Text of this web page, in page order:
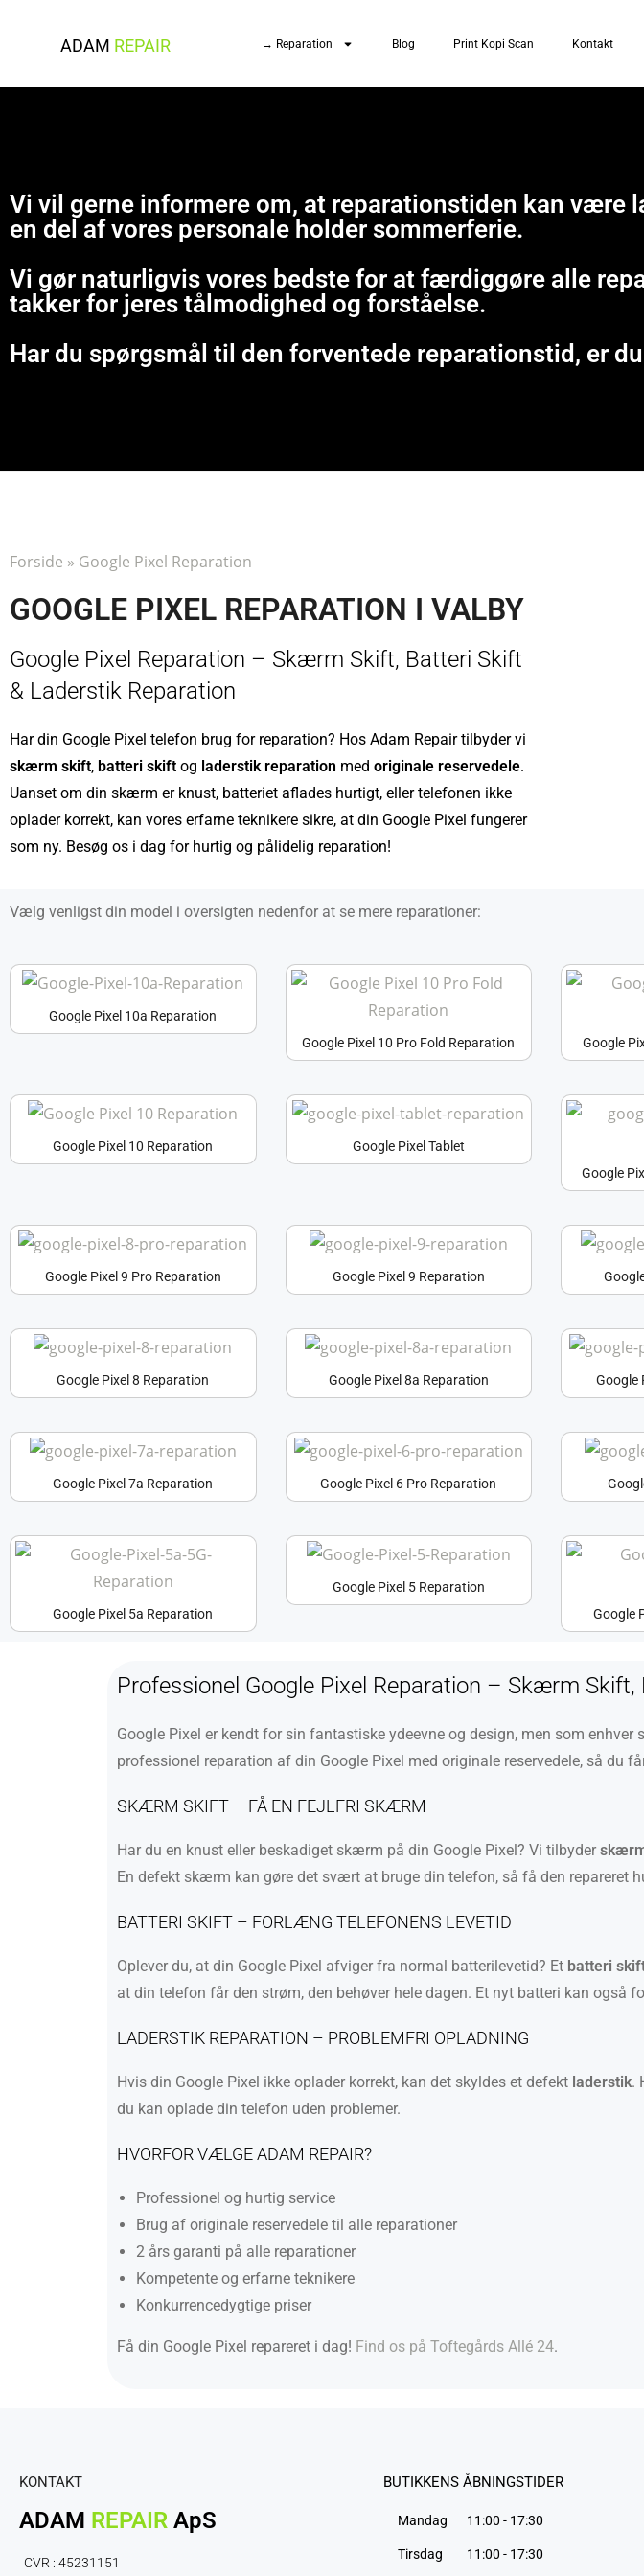
ADAM REPAIR → Reparation Blog Print Kopi Scan Kontakt
Vi vil gerne informere om, at reparationstiden kan være
en del af vores personale holder sommerferie.
Vi gør naturligvis vores bedste for at færdiggøre alle
takker for jeres tålmodighed og forståelse.
Har du spørgsmål til den forventede reparationstid, er
Forside » Google Pixel Reparation
GOOGLE PIXEL REPARATION I VALBY
Google Pixel Reparation – Skærm Skift, Batteri Skift
& Laderstik Reparation
Har din Google Pixel telefon brug for reparation? Hos Adam Repair tilbyder vi
skærm skift, batteri skift og laderstik reparation med originale reservedele.
Uanset om din skærm er knust, batteriet aflades hurtigt, eller telefonen ikke
oplader korrekt, kan vores erfarne teknikere sikre, at din Google Pixel fungerer
som ny. Besøg os i dag for hurtig og pålidelig reparation!
Vælg venligst din model i oversigten nedenfor at se mere reparationer:
Google Pixel 10a Reparation
Google Pixel 10 Pro Fold Reparation
Google
Google Pixel 10 Reparation
Google Pixel Tablet
Google
Google Pixel 9 Pro Reparation Google Pixel 9 Reparation
Google Pixel 8 Reparation Google Pixel 8a Reparation Google
Google Pixel 7a Reparation Google Pixel 6 Pro Reparation
Google Pixel 5a Reparation
Google Pixel 5 Reparation
Google
Professionel Google Pixel Reparation – Skærm
Google Pixel er kendt for sin fantastiske ydeevne og design, men som
professionel reparation af din Google Pixel med originale reservedele, så du
SKÆRM SKIFT – FÅ EN FEJLFRI SKÆRM
Har du en knust eller beskadiget skærm på din Google Pixel? Vi tilbyder
En defekt skærm kan gøre det svært at bruge din telefon, så få den repareret
BATTERI SKIFT – FORLÆNG TELEFONENS LEVETID
Oplever du, at din Google Pixel afviger fra normal batterilevetid? Et batteri
at din telefon får den strøm, den behøver hele dagen. Et nyt batteri kan
LADERSTIK REPARATION – PROBLEMFRI OPLADNING
Hvis din Google Pixel ikke oplader korrekt, kan det skyldes et defekt laderstik.
du kan oplade din telefon uden problemer.
HVORFOR VÆLGE ADAM REPAIR?
Professionel og hurtig service
Brug af originale reservedele til alle reparationer
2 års garanti på alle reparationer
Kompetente og erfarne teknikere
Konkurrencedygtige priser
Få din Google Pixel repareret i dag! Find os på Toftegårds Allé 24.
KONTAKT
ADAM REPAIR ApS
CVR : 45231151
BUTIKKENS ÅBNINGSTIDER
Mandag 11:00 - 17:30
Tirsdag 11:00 - 17:30